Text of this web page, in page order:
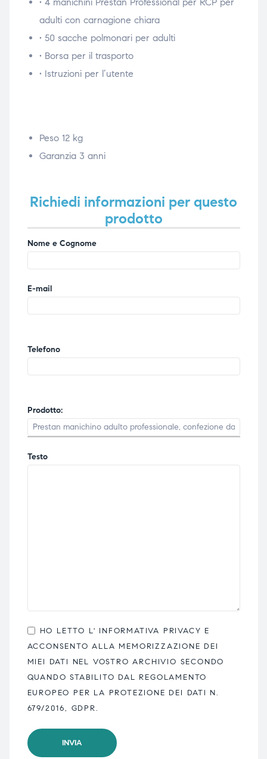
adulti con carnagione chiara
• 50 sacche polmonari per adulti
• Borsa per il trasporto
• Istruzioni per l’utente
Peso 12 kg
Garanzia 3 anni
Richiedi informazioni per questo
prodotto
Nome e Cognome
E-mail
Telefono
Prodotto:
Testo
HO LETTO L' INFORMATIVA PRIVACY E
ACCONSENTO ALLA MEMORIZZAZIONE DEI
MIEI DATI NEL VOSTRO ARCHIVIO SECONDO
QUANDO STABILITO DAL REGOLAMENTO
EUROPEO PER LA PROTEZIONE DEI DATI N.
679/2016, GDPR.